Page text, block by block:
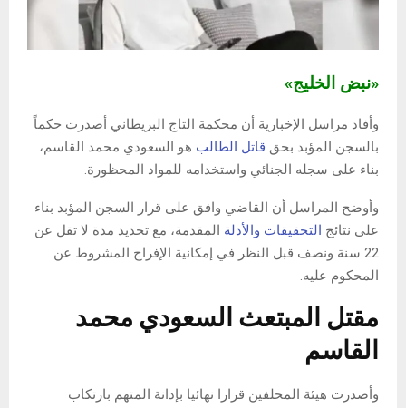
«نبض الخليج»
وأفاد مراسل الإخبارية أن محكمة التاج البريطاني أصدرت حكماً
بالسجن المؤبد بحق قاتل الطالب هو السعودي محمد القاسم،
بناء على سجله الجنائي واستخدامه للمواد المحظورة.
وأوضح المراسل أن القاضي وافق على قرار السجن المؤبد بناء
على نتائج التحقيقات والأدلة المقدمة، مع تحديد مدة لا تقل عن
22 سنة ونصف قبل النظر في إمكانية الإفراج المشروط عن
المحكوم عليه.
مقتل المبتعث السعودي محمد
القاسم
وأصدرت هيئة المحلفين قرارا نهائيا بإدانة المتهم بارتكاب